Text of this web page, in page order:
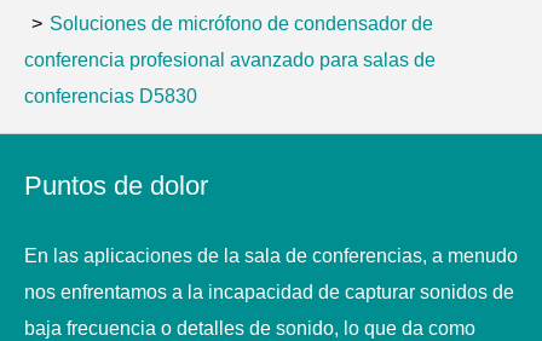
Soluciones de micrófono de condensador de
conferencia profesional avanzado para salas de
conferencias D5830
Puntos de dolor
En las aplicaciones de la sala de conferencias, a menudo
nos enfrentamos a la incapacidad de capturar sonidos de
baja frecuencia o detalles de sonido, lo que da como